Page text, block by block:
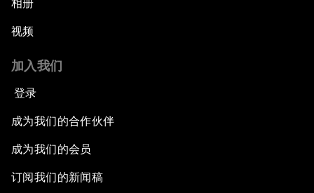
相册
视频
加入我们
登录
成为我们的合作伙伴
成为我们的会员
订阅我们的新闻稿